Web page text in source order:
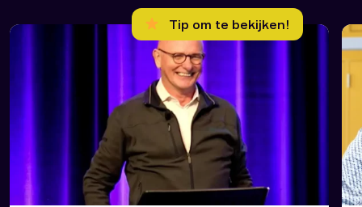
Tip om te bekijken!